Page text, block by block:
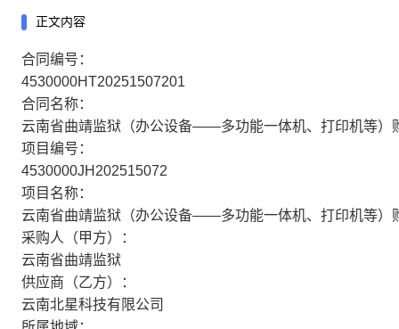
正文内容
合同编号：
4530000HT20251507201
合同名称：
云南省曲靖监狱（办公设备——多功能一体机、打印机等）
项目编号：
4530000JH202515072
项目名称：
云南省曲靖监狱（办公设备——多功能一体机、打印机等）
采购人（甲方）：
云南省曲靖监狱
供应商（乙方）：
云南北星科技有限公司